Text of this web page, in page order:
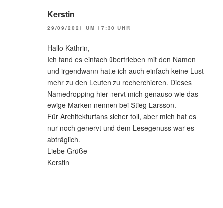
Kerstin
29/09/2021 UM 17:30 UHR
Hallo Kathrin,
Ich fand es einfach übertrieben mit den Namen
und irgendwann hatte ich auch einfach keine Lust
mehr zu den Leuten zu recherchieren. Dieses
Namedropping hier nervt mich genauso wie das
ewige Marken nennen bei Stieg Larsson.
Für Architekturfans sicher toll, aber mich hat es
nur noch genervt und dem Lesegenuss war es
abträglich.
Liebe Grüße
Kerstin